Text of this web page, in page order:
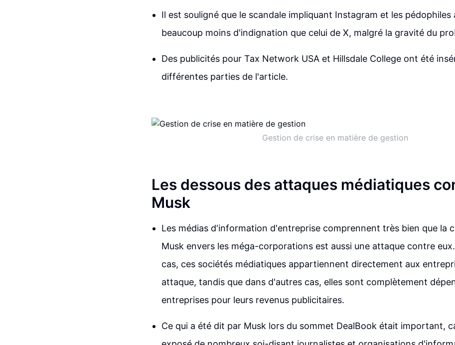
Il est souligné que le scandale impliquant Instagram et les pédophiles
beaucoup moins d'indignation que celui de X, malgré la gravité du
Des publicités pour Tax Network USA et Hillsdale College ont été
différentes parties de l'article.
Gestion de crise en matière de gestion
Les dessous des attaques médiatiques
Musk
Les médias d'information d'entreprise comprennent très bien que la
Musk envers les méga-corporations est aussi une attaque contre
cas, ces sociétés médiatiques appartiennent directement aux
attaque, tandis que dans d'autres cas, elles sont complètement
entreprises pour leurs revenus publicitaires.
Ce qui a été dit par Musk lors du sommet DealBook était important,